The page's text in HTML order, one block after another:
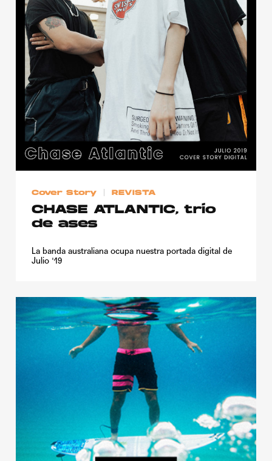
Cover Story REVISTA
CHASE ATLANTIC, trío
de ases
La banda australiana ocupa nuestra portada digital de
Julio '19